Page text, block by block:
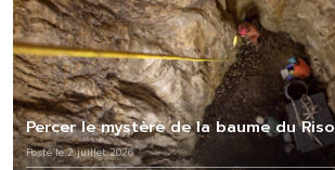
Percer le mystère de la baume du
Posté le 2 juillet 2026